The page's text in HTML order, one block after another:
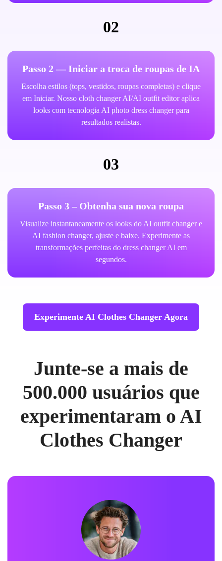
02
Passo 2 — Iniciar a troca de roupas de IA
Escolha estilos (tops, vestidos, roupas completas) e clique
em Iniciar. Nosso cloth changer AI/AI outfit editor aplica
looks com tecnologia AI photo dress changer para
resultados realistas.
03
Passo 3 – Obtenha sua nova roupa
Visualize instantaneamente os looks do AI outfit changer e
AI fashion changer, ajuste e baixe. Experimente as
transformações perfeitas do dress changer AI em
segundos.
Experimente AI Clothes Changer Agora
Junte-se a mais de
500.000 usuários que
experimentaram o AI
Clothes Changer